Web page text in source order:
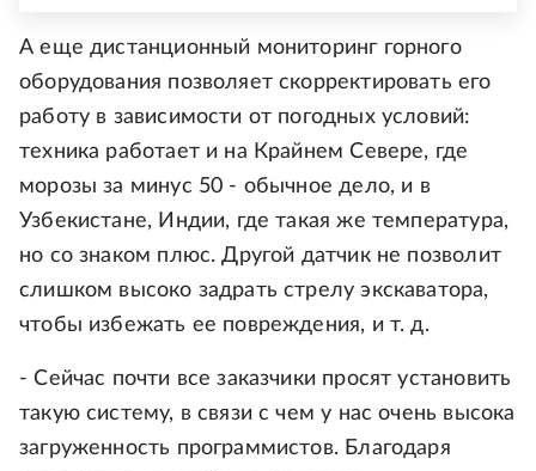
А еще дистанционный мониторинг горного
оборудования позволяет скорректировать его
работу в зависимости от погодных условий:
техника работает и на Крайнем Севере, где
морозы за минус 50 - обычное дело, и в
Узбекистане, Индии, где такая же температура,
но со знаком плюс. Другой датчик не позволит
слишком высоко задрать стрелу экскаватора,
чтобы избежать ее повреждения, и т. д.
- Сейчас почти все заказчики просят установить
такую систему, в связи с чем у нас очень высока
загруженность программистов. Благодаря